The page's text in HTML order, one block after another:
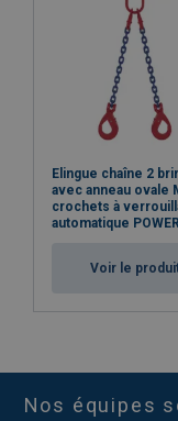
Elingue chaîne 2
avec anneau ovale
crochets à
automatique
Voir le
Nos équipes